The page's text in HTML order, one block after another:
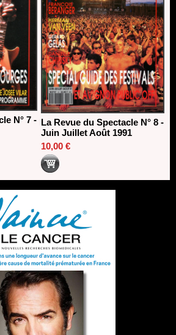
N° 7 - La Revue du Spectacle N° 8 -
Juin Juillet Août 1991
10,00 €